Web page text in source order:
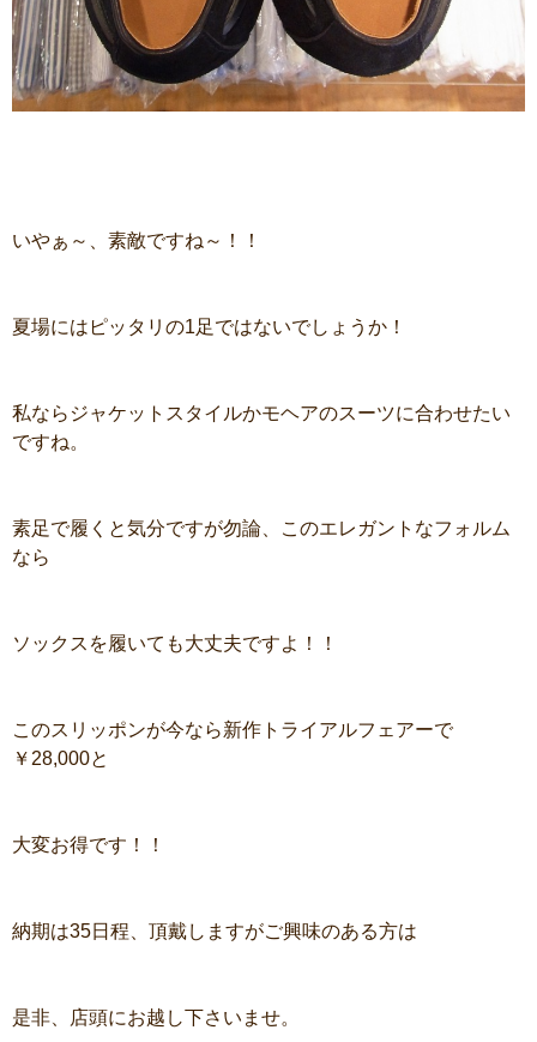
いやぁ～、素敵ですね～！！
夏場にはピッタリの1足ではないでしょうか！
私ならジャケットスタイルかモヘアのスーツに合わせたい
ですね。
素足で履くと気分ですが勿論、このエレガントなフォルム
なら
ソックスを履いても大丈夫ですよ！！
このスリッポンが今なら新作トライアルフェアーで
￥28,000と
大変お得です！！
納期は35日程、頂戴しますがご興味のある方は
是非、店頭にお越し下さいませ。